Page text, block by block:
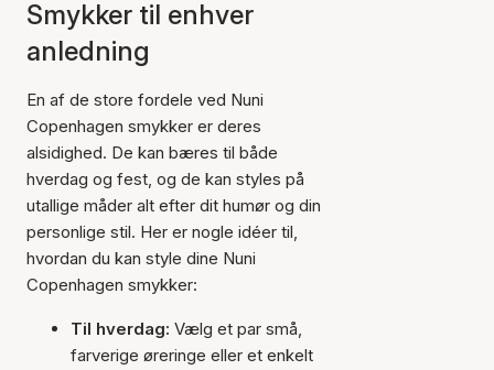
Smykker til enhver
anledning
En af de store fordele ved Nuni
Copenhagen smykker er deres
alsidighed. De kan bæres til både
hverdag og fest, og de kan styles på
utallige måder alt efter dit humør og din
personlige stil. Her er nogle idéer til,
hvordan du kan style dine Nuni
Copenhagen smykker:
Til hverdag: Vælg et par små,
farverige øreringe eller et enkelt